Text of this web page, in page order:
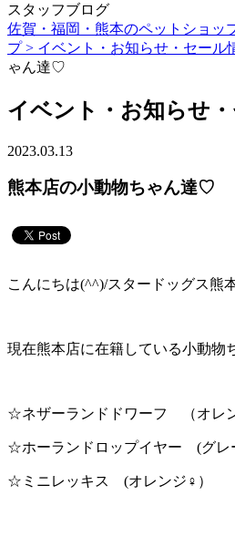
スタッフブログ
佐賀・福岡・熊本のペットショッ
プ > イベント・お知らせ・セール
ゃん達♡
イベント・お知らせ
2023.03.13
熊本店の小動物ちゃん達♡
こんにちは(^^)/スタードッグス熊
現在熊本店に在籍している小動物
☆ネザーランドドワーフ （オレ
☆ホーランドロップイヤー (グレ
☆ミニレッキス (オレンジ♀）